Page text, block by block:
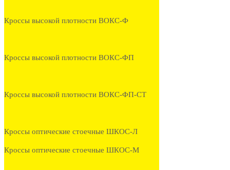
Кроссы высокой плотности ВОКС-Ф
Кроссы высокой плотности ВОКС-ФП
Кроссы высокой плотности ВОКС-ФП-СТ
Кроссы оптические стоечные ШКОС-Л
Кроссы оптические стоечные ШКОС-М